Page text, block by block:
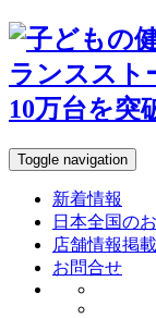
Toggle navigation
新着情報
日本全国の
店舗情報掲
お問合せ